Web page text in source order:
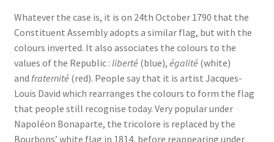
Whatever the case is, it is on 24th October 1790 that the
Constituent Assembly adopts a similar flag, but with the
colours inverted. It also associates the colours to the
values of the Republic : liberté(blue), égalité(white)
and fraternité(red). People say that it is artist Jacques-
Louis David which rearranges the colours to form the flag
that people still recognise today. Very popular under
Napoléon Bonaparte, the tricolore is replaced by the
Bourbons’ white flag in 1814, before reappearing under